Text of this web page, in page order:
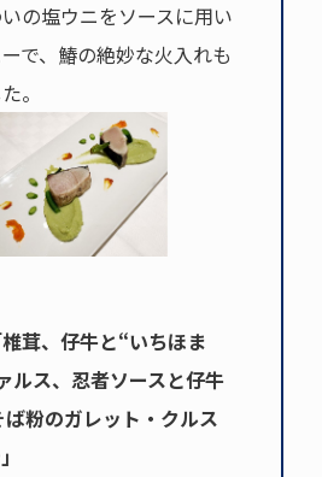
の塩ウニをソースに用い
で、鰆の絶妙な火入れも
。
茸、仔牛と“いちほま
ルス、忍者ソースと仔牛
ば粉のガレット・クルス